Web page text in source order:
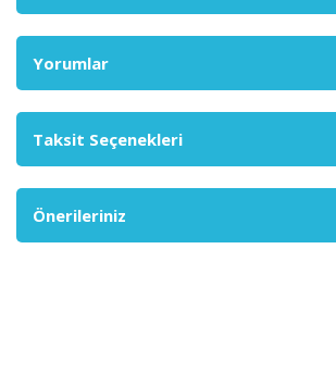
Yorumlar
Taksit Seçenekleri
Önerileriniz